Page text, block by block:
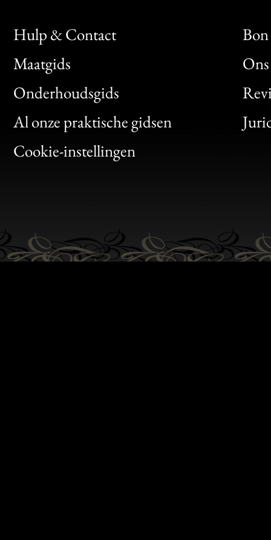
Hulp & Contact
Maatgids
Onderhoudsgids
Al onze praktische gidsen
Cookie-instellingen
Bon
Clic